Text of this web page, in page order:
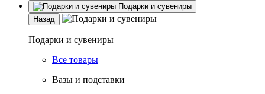
Подарки и сувениры
Назад
Подарки и сувениры
Все товары
Вазы и подставки